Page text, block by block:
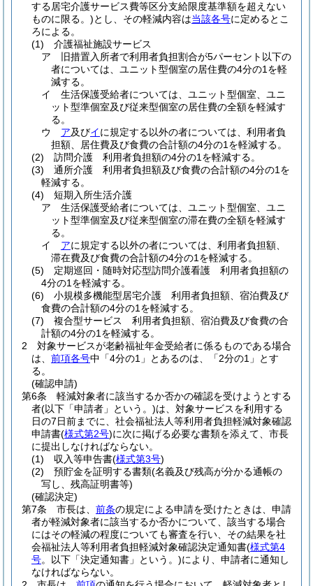
する居宅介護サービス費等区分支給限度基準額を超えない
ものに限る。)とし、その軽減内容は当該各号に定めるとこ
ろによる。
(1)
介護福祉施設サービス
ア
旧措置入所者で利用者負担割合が5パーセント以下の
者については、ユニット型個室の居住費の4分の1を軽
減する。
イ
生活保護受給者については、ユニット型個室、ユニ
ット型準個室及び従来型個室の居住費の全額を軽減す
る。
ウ
ア及びイに規定する以外の者については、利用者負
担額、居住費及び食費の合計額の4分の1を軽減する。
(2)
訪問介護 利用者負担額の4分の1を軽減する。
(3)
通所介護 利用者負担額及び食費の合計額の4分の1を
軽減する。
(4)
短期入所生活介護
ア
生活保護受給者については、ユニット型個室、ユニ
ット型準個室及び従来型個室の滞在費の全額を軽減す
る。
イ
アに規定する以外の者については、利用者負担額、
滞在費及び食費の合計額の4分の1を軽減する。
(5)
定期巡回・随時対応型訪問介護看護 利用者負担額の
4分の1を軽減する。
(6)
小規模多機能型居宅介護 利用者負担額、宿泊費及び
食費の合計額の4分の1を軽減する。
(7)
複合型サービス 利用者負担額、宿泊費及び食費の合
計額の4分の1を軽減する。
2
対象サービスが老齢福祉年金受給者に係るものである場合
は、 前項各号中「4分の1」とあるのは、「2分の1」とす
る。
(確認申請)
第6条
軽減対象者に該当するか否かの確認を受けようとする
者(以下「申請者」という。)は、対象サービスを利用する
日の7日前までに、社会福祉法人等利用者負担軽減対象確認
申請書(様式第2号)に次に掲げる必要な書類を添えて、市長
に提出しなければならない。
(1)
収入等申告書(様式第3号)
(2)
預貯金を証明する書類(名義及び残高が分かる通帳の
写し、残高証明書等)
(確認決定)
第7条
市長は、 前条の規定による申請を受けたときは、申請
者が軽減対象者に該当するか否かについて、該当する場合
にはその軽減の程度についても審査を行い、その結果を社
会福祉法人等利用者負担軽減対象確認決定通知書(様式第4
号。以下「決定通知書」という。)により、申請者に通知し
なければならない。